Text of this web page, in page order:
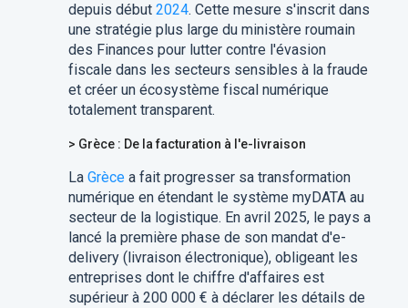
depuis début 2024. Cette mesure s'inscrit dans
une stratégie plus large du ministère roumain
des Finances pour lutter contre l'évasion
fiscale dans les secteurs sensibles à la fraude
et créer un écosystème fiscal numérique
totalement transparent.
> Grèce : De la facturation à l'e-livraison
La Grècea fait progresser sa transformation
numérique en étendant le système myDATA au
secteur de la logistique. En avril 2025, le pays a
lancé la première phase de son mandat d'e-
delivery (livraison électronique), obligeant les
entreprises dont le chiffre d'affaires est
supérieur à 200 000 € à déclarer les détails de